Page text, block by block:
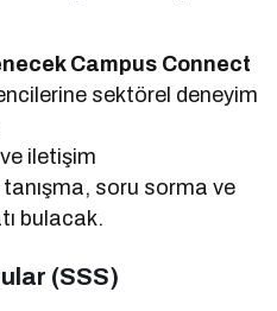
Campus Connect
sektörel deneyim
iletişim
soru sorma ve
bulacak.
(SSS)